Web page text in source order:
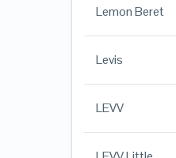
Lemon Beret
Levis
LEVV